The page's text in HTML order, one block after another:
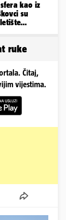
kao iz
su
ruke
Čitaj,
vijestima.